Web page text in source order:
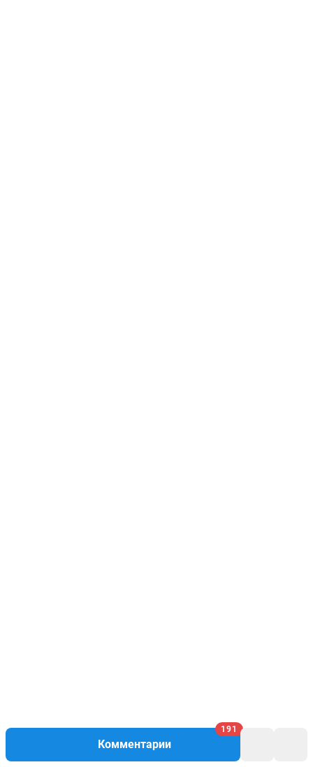
Комментарии
191